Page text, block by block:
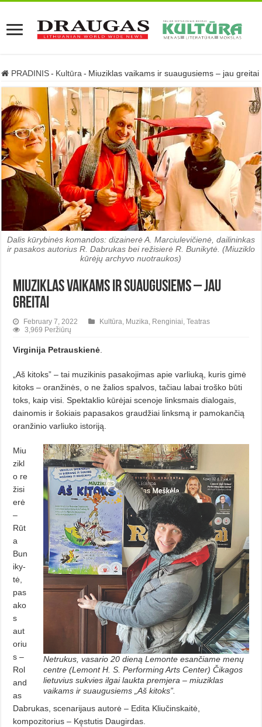
PRADINIS - Kultūra - Miuziklas vaikams ir suaugusiems – jau greitai
Dalis kūrybinės komandos: dizainerė A. Marciulevičienė, dailininkas
ir pasakos autorius R. Dabrukas bei režisierė R. Bunikytė. (Miuziklo
kūrėjų archyvo nuotraukos)
Miuziklas vaikams ir suaugusiems – jau
greitai
February 7, 2022 Kultūra, Muzika, Renginiai,Teatras
3,969 Peržiūrų
Virginija Petrauskienė.
„Aš kitoks” – tai muzikinis pasako­jimas apie varliuką, kuris gimė
kitoks – oranžinės, o ne žalios spalvos, tačiau labai troško būti
toks, kaip visi. Spektaklio kūrėjai scenoje linksmais dialogais,
dainomis ir šokiais papasakos graudžiai linksmą ir pamokančią
oranžinio varliuko istoriją.
Netrukus, vasario 20 dieną Lemonte esančiame menų
centre (Lemont H. S. Performing Arts Center) Čikagos
lietuvius sukvies ilgai laukta premjera – miuziklas
vaikams ir suaugusiems „Aš kitoks”.
Miu
zikl
o re
žisi
erė
–
Rūt
a
Bun
iky­
tė,
pas
ako
s
aut
oriu
s –
Rol
and
as
Dabru­kas, scenarijaus autorė – Edita Kliučins­kaitė,
kompozitorius – Kęstutis Daugirdas.